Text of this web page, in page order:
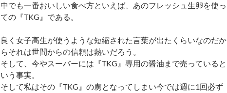
中でも一番おいしい食べ方といえば、あのフレッシュ生卵を使っ
ての『TKG』である。
良く女子高生が使うような短縮された言葉が出たくらいなのだか
らそれは世間からの信頼は熱いだろう。
そして、今やスーバーには『TKG』専用の醤油まで売っていると
いう事実。
そして私はその『TKG』の虜となってしまい今では週に1回必ず